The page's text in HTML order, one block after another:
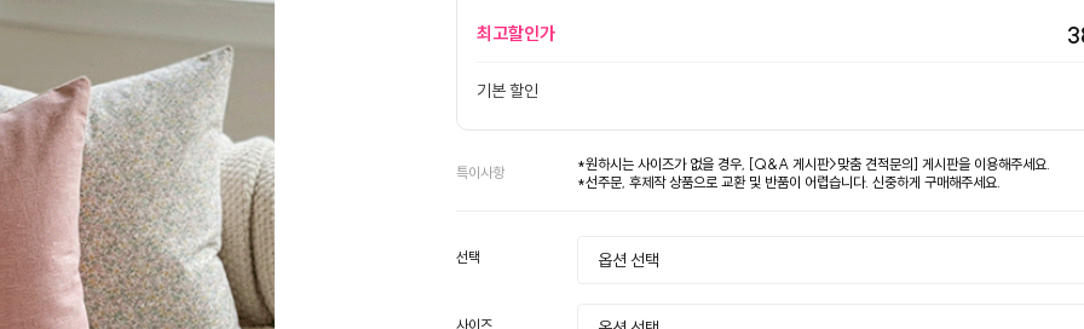
최고할인가
기본 할인
특이사항
*원하시는 사이즈가 없을 경우, [Q&A 게시판>맞춤 견적문의] 게시판을 이용해주세요.
*선주문, 후제작 상품으로 교환 및 반품이 어렵습니다. 신중하게 구매해주세요.
선택
사이즈